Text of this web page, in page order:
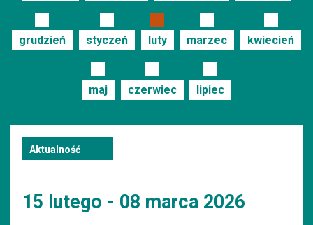
grudzień styczeń luty marzec kwiecień
maj czerwiec lipiec
Aktualność
15 lutego - 08 marca 2026